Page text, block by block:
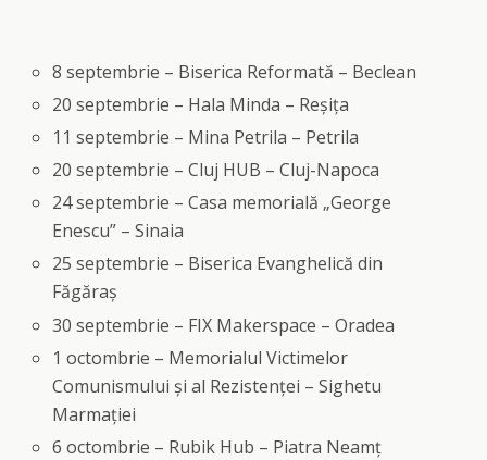
8 septembrie – Biserica Reformată – Beclean
20 septembrie – Hala Minda – Reșița
11 septembrie – Mina Petrila – Petrila
20 septembrie – Cluj HUB – Cluj-Napoca
24 septembrie – Casa memorială „George
Enescu” – Sinaia
25 septembrie – Biserica Evanghelică din
Făgăraș
30 septembrie – FIX Makerspace – Oradea
1 octombrie – Memorialul Victimelor
Comunismului și al Rezistenței – Sighetu
Marmației
6 octombrie – Rubik Hub – Piatra Neamț